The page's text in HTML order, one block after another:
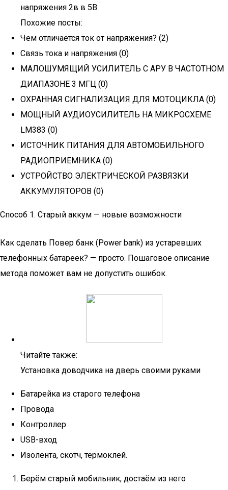
напряжения 2в в 5В
Похожие посты:
Чем отличается ток от напряжения? (2)
Связь тока и напряжения (0)
МАЛОШУМЯЩИЙ УСИЛИТЕЛЬ C АРУ B ЧАСТОТНОМ
ДИАПАЗОНЕ 3 МГЦ (0)
ОХРАННАЯ СИГНАЛИЗАЦИЯ ДЛЯ МОТОЦИКЛА (0)
МОЩНЫЙ АУДИОУСИЛИТЕЛЬ HA МИКРОСХЕМЕ
LM383 (0)
ИСТОЧНИК ПИТАНИЯ ДЛЯ АВТОМОБИЛЬНОГО
РАДИОПРИЕМНИКА (0)
УСТРОЙСТВО ЭЛЕКТРИЧЕСКОЙ РАЗВЯЗКИ
АККУМУЛЯТОРОВ (0)
Способ 1. Старый аккум — новые возможности
Как сделать Повер банк (Power bank) из устаревших
телефонных батареек? — просто. Пошаговое описание
метода поможет вам не допустить ошибок.
Читайте также:
Установка доводчика на дверь своими руками
Батарейка из старого телефона
Провода
Контроллер
USB-вход
Изолента, скотч, термоклей.
Берём старый мобильник, достаём из него